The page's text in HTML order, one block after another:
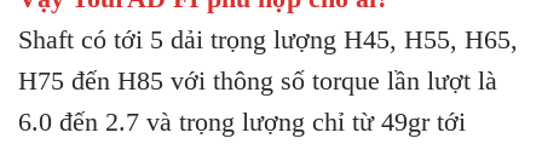
Shaft có tới 5 dải trọng lượng H45, H55, H65,
H75 đến H85 với thông số torque lần lượt là
6.0 đến 2.7 và trọng lượng chỉ từ 49gr tới